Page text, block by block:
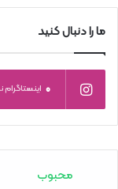
ما را دنبال کنید
0
محبوب